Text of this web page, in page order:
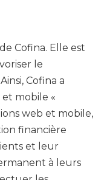
Cofina. Elle est
le
Cofina a
mobile «
web et mobile,
financière
et leur
à leurs